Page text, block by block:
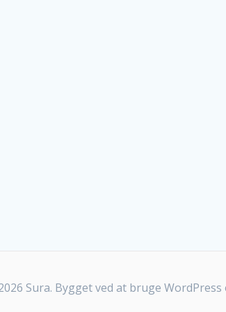
Sura. Bygget ved at bruge WordPress